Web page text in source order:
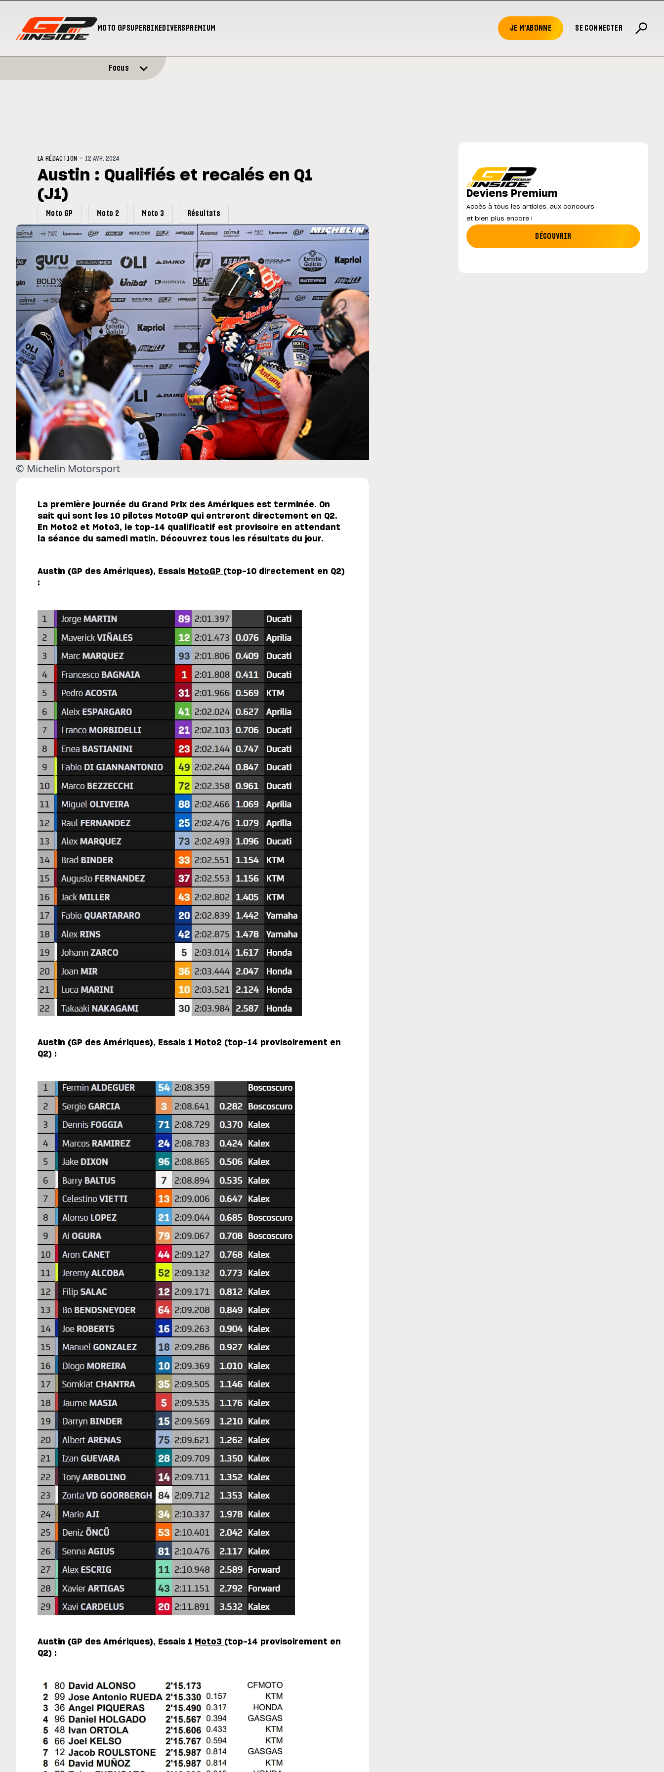
MOTO GPSUPERBIKEDIVERS PREMIUM JE M'ABONNE SE CONNECTER
club spécial dans
MOTO GP
Silverstone : Horaires et Programme du GP de
MOTO GP
Zarco évite l'opération et vise un retour en
MotoGP : les cinq constructeurs signent un
Focus
LA RÉDACTION - 12 AVR. 2024
Austin : Qualifiés et recalés en Q1
(J1)
Moto GP Moto 2 Moto 3 Résultats
© Michelin Motorsport
La première journée du Grand Prix des Amériques est terminée. On
sait qui sont les 10 pilotes MotoGP qui entreront directement en Q2.
En Moto2 et Moto3, le top-14 qualificatif est provisoire en attendant
la séance du samedi matin. Découvrez tous les résultats du jour.
Austin (GP des Amériques), Essais MotoGP (top-10 directement en Q2)
:
Austin (GP des Amériques), Essais 1 Moto2 (top-14 provisoirement en
Q2) :
Austin (GP des Amériques), Essais 1 Moto3 (top-14 provisoirement en
Q2) :
Deviens Premium
Accès à tous les articles, aux concours
et bien plus encore !
DÉCOUVRIR